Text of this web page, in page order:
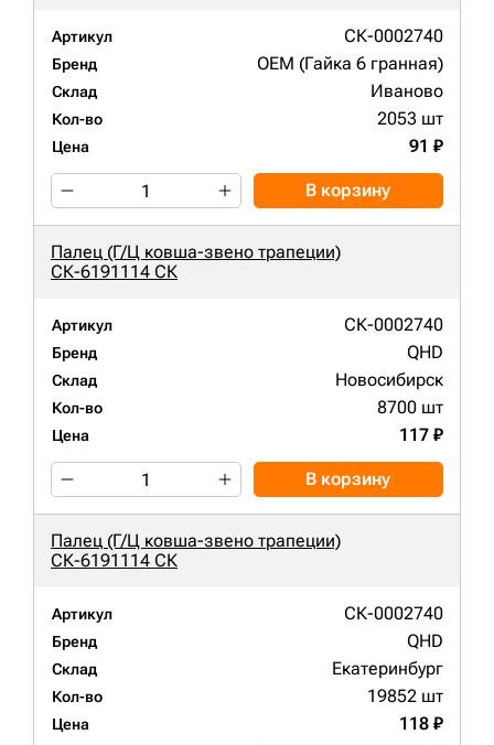
Артикул СК-0002740
Бренд OEM (Гайка 6 гранная)
Склад Иваново
Кол-во 2053 шт
Цена 91 ₽
В корзину
Палец (Г/Ц ковша-звено трапеции)
СК-6191114 СК
Артикул СК-0002740
Бренд QHD
Склад Новосибирск
Кол-во 8700 шт
Цена 117 ₽
В корзину
Палец (Г/Ц ковша-звено трапеции)
СК-6191114 СК
Артикул СК-0002740
Бренд QHD
Склад Екатеринбург
Кол-во 19852 шт
Цена 118 ₽